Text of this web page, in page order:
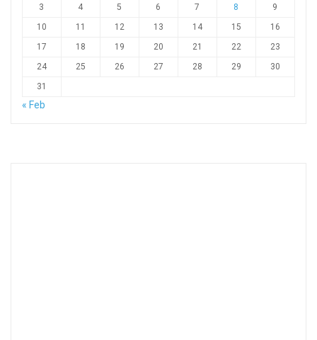
3 4 5 6 7 8
9
10
11 12 13 14 15
16
17
18 19 20 21 22
23
24
25 26 27 28 29
30
31
« Feb